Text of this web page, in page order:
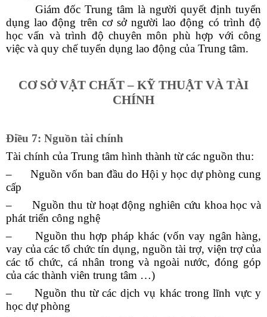
Giám đốc Trung tâm là người quyết định tuyển
dụng lao động trên cơ sở người lao động có trình độ
học vấn và trình độ chuyên môn phù hợp với công
việc và quy chế tuyển dụng lao động của Trung tâm.
CƠ SỞ VẬT CHẤT – KỸ THUẬT VÀ TÀI
CHÍNH
Điều 7: Nguồn tài chính
Tài chính của Trung tâm hình thành từ các nguồn thu:
– Nguồn vốn ban đầu do Hội y học dự phòng cung
cấp
– Nguồn thu từ hoạt động nghiên cứu khoa học và
phát triển công nghệ
– Nguồn thu hợp pháp khác (vốn vay ngân hàng,
vay của các tổ chức tín dụng, nguồn tài trợ, viện trợ của
các tổ chức, cá nhân trong và ngoài nước, đóng góp
của các thành viên trung tâm …)
– Nguồn thu từ các dịch vụ khác trong lĩnh vực y
học dự phòng